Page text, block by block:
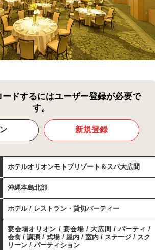
ドするにはユーザー登録が必要で
す。
新規登録
ホテルオリオンモトブリゾート＆スパ大広間
沖縄本島北部
ホテル / レストラン・貸切パーティー
宴会場オリオン / 宴会場 / 大広間 / パーティ /
会食 / 講演 / 式場 / 屋内 / 室内 / ステージ / スク
リーン / パーティション